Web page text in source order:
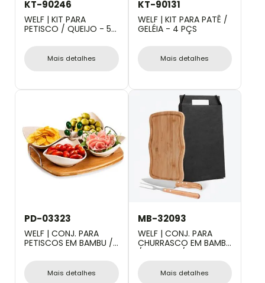
KT-90246
WELF | KIT PARA
PETISCO / QUEIJO - 5
Mais detalhes
KT-90131
WELF | KIT PARA PATÊ /
GELÉIA - 4 PÇS
Mais detalhes
PD-03323
WELF | CONJ. PARA
PETISCOS EM BAMBU /
Mais detalhes
MB-32093
WELF | CONJ. PARA
CHURRASCO EM BAMBU
/ MADEIRA / INOX - 3
Mais detalhes